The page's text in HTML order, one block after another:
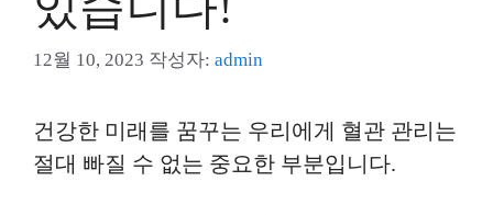
12월 10, 2023 작성자: admin
건강한 미래를 꿈꾸는 우리에게 혈관 관리는
절대 빠질 수 없는 중요한 부분입니다.